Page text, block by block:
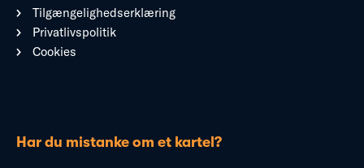
Tilgængelighedserklæring
Privatlivspolitik
Cookies
Har du mistanke om et kartel?